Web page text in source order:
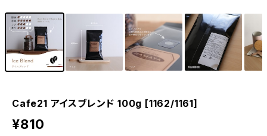
Cafe21 アイスブレンド 100g [1162/1161]
¥810